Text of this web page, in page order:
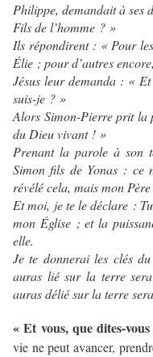
Philippe, demandait à ses
Fils de l’homme ? »
Ils répondirent : « Pour
Élie ; pour d’autres
Jésus leur demanda : «
suis-je ? »
Alors Simon-Pierre prit la
du Dieu vivant ! »
Prenant la parole à son
Simon fils de Yonas : ce
révélé cela, mais mon
Et moi, je te le déclare :
mon Église ; et la
elle.
Je te donnerai les clés
auras lié sur la terre
auras délié sur la terre
« Et vous, que dites-
vie ne peut avancer,